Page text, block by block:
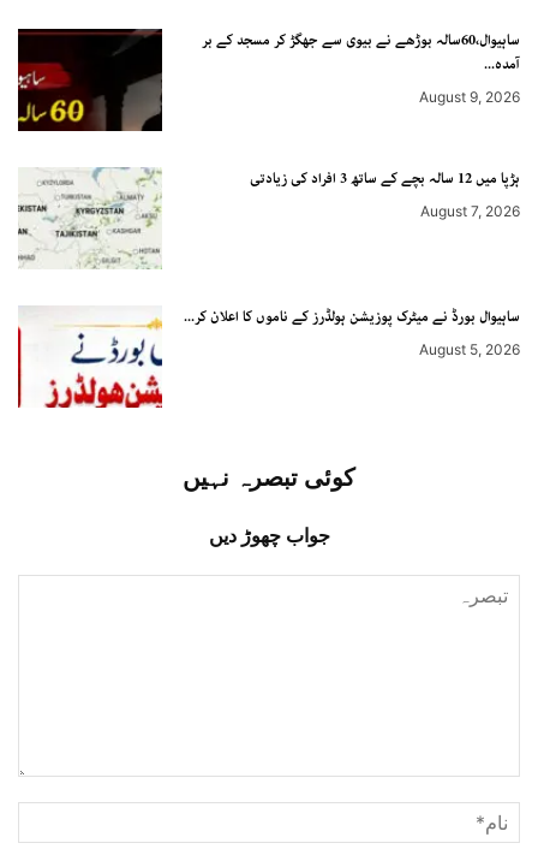
ساہیوال،60سالہ بوڑھے نے بیوی سے جھگڑ کر مسجد کے بر
آمدہ...
August 9, 2026
ہڑپا میں 12 سالہ بچے کے ساتھ 3 افراد کی زیادتی
August 7, 2026
ساہیوال بورڈ نے میٹرک پوزیشن ہولڈرز کے ناموں کا اعلان کر...
August 5, 2026
کوئی تبصرہ نہیں
جواب چھوڑ دیں